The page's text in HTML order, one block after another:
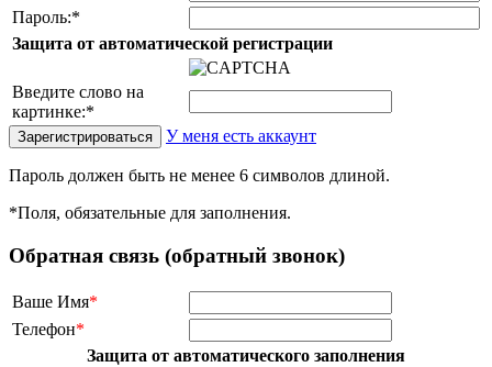
Пароль:*
Защита от автоматической регистрации
Введите слово на
картинке:*
У меня есть аккаунт
Пароль должен быть не менее 6 символов длиной.
*Поля, обязательные для заполнения.
Обратная связь (обратный звонок)
Ваше Имя*
Телефон*
Защита от автоматического заполнения